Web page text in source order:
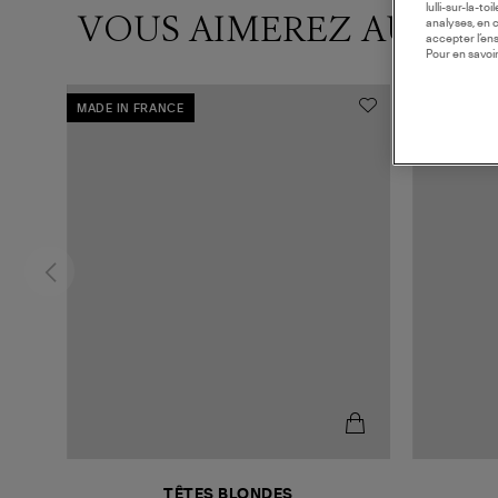
VOUS AIMEREZ AUSSI
MADE IN FRANCE
lulli-sur-la-
analyses, en
accepter
Pour en